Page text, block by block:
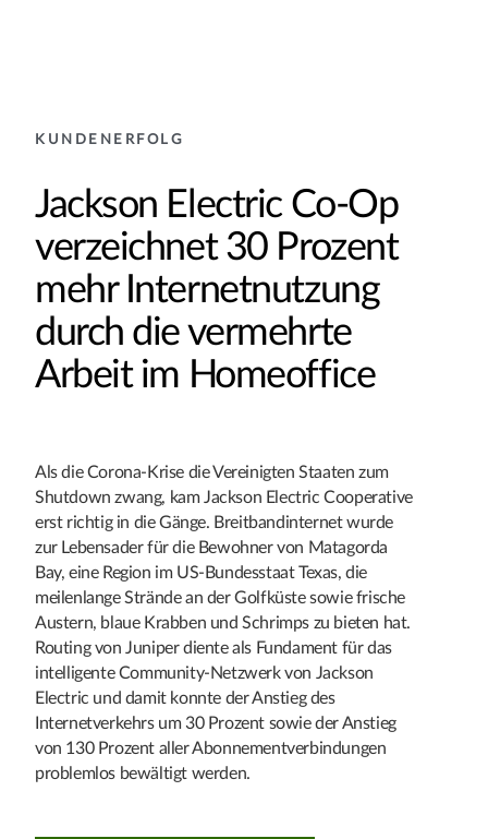
KUNDENERFOLG
Jackson Electric Co-Op
verzeichnet 30 Prozent
mehr Internetnutzung
durch die vermehrte
Arbeit im Homeoffice
Als die Corona-Krise die Vereinigten Staaten zum
Shutdown zwang, kam Jackson Electric Cooperative
erst richtig in die Gänge. Breitbandinternet wurde
zur Lebensader für die Bewohner von Matagorda
Bay, eine Region im US-Bundesstaat Texas, die
meilenlange Strände an der Golfküste sowie frische
Austern, blaue Krabben und Schrimps zu bieten hat.
Routing von Juniper diente als Fundament für das
intelligente Community-Netzwerk von Jackson
Electric und damit konnte der Anstieg des
Internetverkehrs um 30 Prozent sowie der Anstieg
von 130 Prozent aller Abonnementverbindungen
problemlos bewältigt werden.